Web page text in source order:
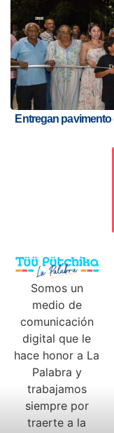
Entregan
Somos un
medio de
comunicación
digital que le
hace honor a La
Palabra y
trabajamos
siempre por
traerte a la